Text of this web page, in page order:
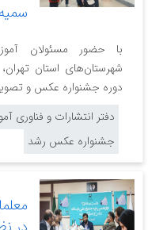
سمیه
با حضور مسئولان
شهرستان‌های استان
دوره جشنواره عکس و
دفتر انتشارات و فناوری
جشنواره عکس رشد